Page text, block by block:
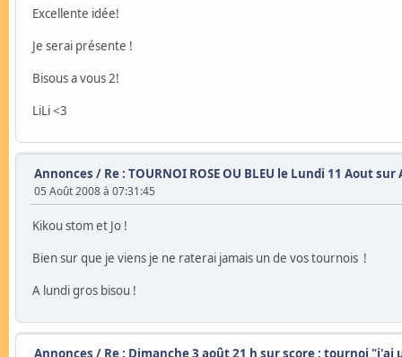
Excellente idée!
Je serai présente !
Bisous a vous 2!
LiLi <3
Annonces / Re : TOURNOI ROSE OU BLEU le Lundi 11 Aout
05 Août 2008 à 07:31:45
Kikou stom et Jo !
Bien sur que je viens je ne raterai jamais un de vos tournois !
A lundi gros bisou !
Annonces / Re : Dimanche 3 août 21 h sur score : tournoi